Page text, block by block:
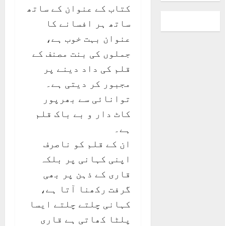
کتاب کے عنوان کے ساتھ
ساتھ ہر افسانے کا
عنوان بہت خوب ہے،
جملوں کی بنت مصنف کے
قلم کی داد دینے پر
مجبور کر دیتی ہے۔
توانائی سے بھرپور
کاٹ دار و بے باک قلم
ہے۔
ان کے قلم کو ناصرف
اپنی کہانی پر بلکہ
قاری کے ذہن پر بھی
گرفت رکھنا آتا ہے،
کہانی چلتے چلتے ایسا
پلٹا کھاتی ہے قاری